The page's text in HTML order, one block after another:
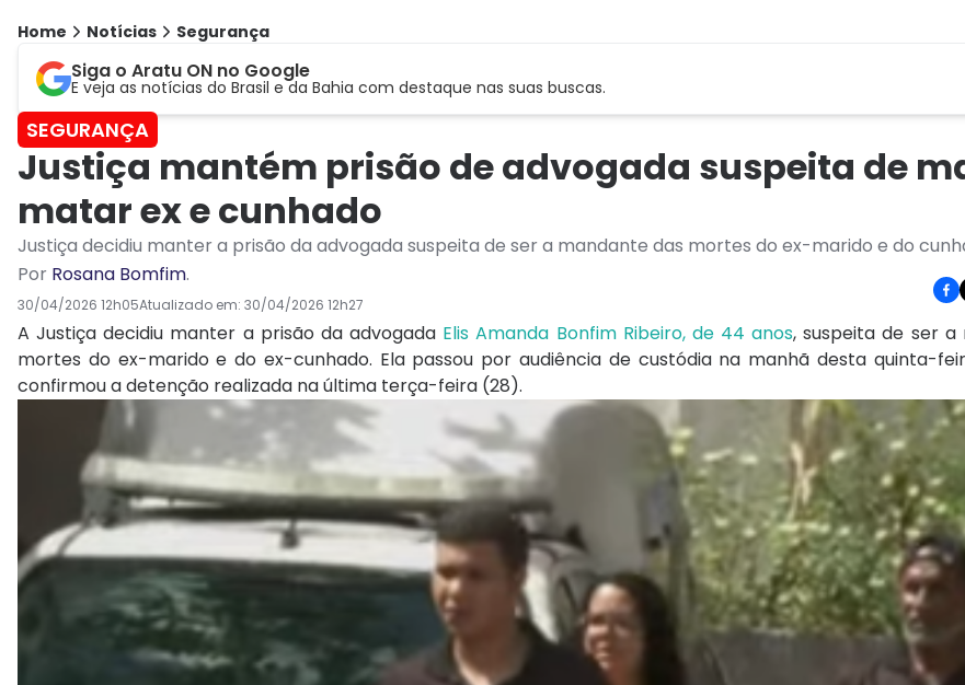
Home Notícias Segurança
Siga o Aratu ON no Google
E veja as notícias do Brasil e da Bahia com destaque nas suas buscas.
SEGURANÇA
Justiça mantém prisão de advogada suspeita de
matar ex e cunhado
Justiça decidiu manter a prisão da advogada suspeita de ser a mandante das mortes do ex-marido e do
Por Rosana Bomfim.
30/04/2026 12h05Atualizado em: 30/04/2026 12h27
A Justiça decidiu manter a prisão da advogada Elis Amanda Bonfim Ribeiro, de 44 anos, suspeita de ser a
mortes do ex-marido e do ex-cunhado. Ela passou por audiência de custódia na manhã desta quinta-
confirmou a detenção realizada na última terça-feira (28).